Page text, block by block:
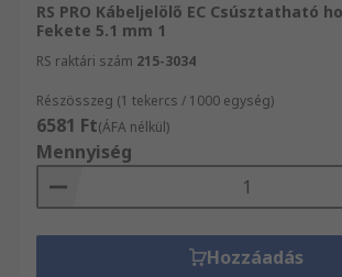
RS PRO Kábeljelölő EC Csúsztatható
Fekete 5.1 mm 1
RS raktári szám 215-3034
Részösszeg (1 tekercs / 1000 egység)
6581 Ft(ÁFA nélkül)
Mennyiség
Hozzáadás